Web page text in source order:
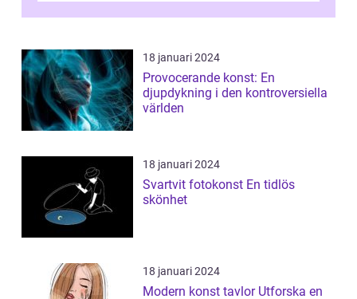
18 januari 2024
Provocerande konst: En
djupdykning i den kontroversiella
världen
18 januari 2024
Svartvit fotokonst En tidlös
skönhet
18 januari 2024
Modern konst tavlor Utforska en